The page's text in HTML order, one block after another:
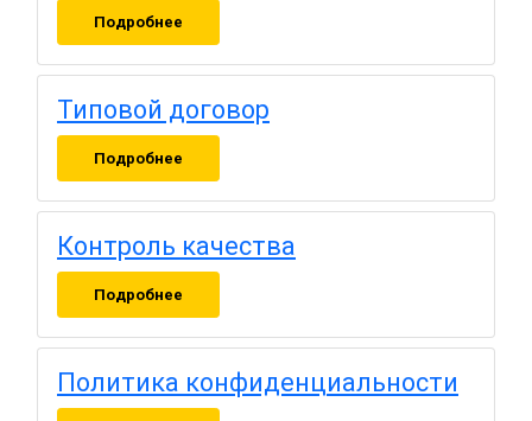
Подробнее
Типовой договор
Подробнее
Контроль качества
Подробнее
Политика конфиденциальности